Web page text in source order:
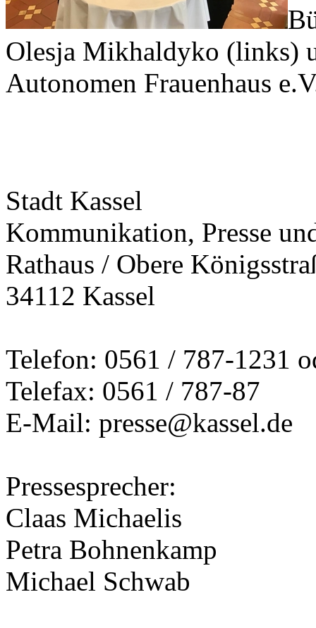
Olesja Mikhaldyko (links)
Autonomen Frauenhaus
Stadt Kassel
Kommunikation, Presse
Rathaus / Obere
34112 Kassel
Telefon: 0561 / 787-1231
Telefax: 0561 / 787-87
E-Mail: presse@kassel.de
Pressesprecher:
Claas Michaelis
Petra Bohnenkamp
Michael Schwab